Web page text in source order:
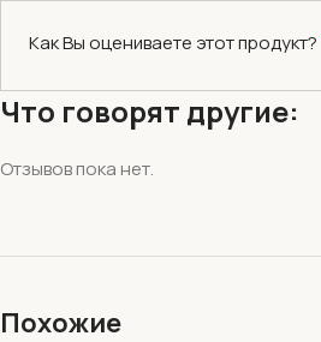
Как Вы оцениваете этот продукт?
Что говорят другие:
Отзывов пока нет.
Похожие